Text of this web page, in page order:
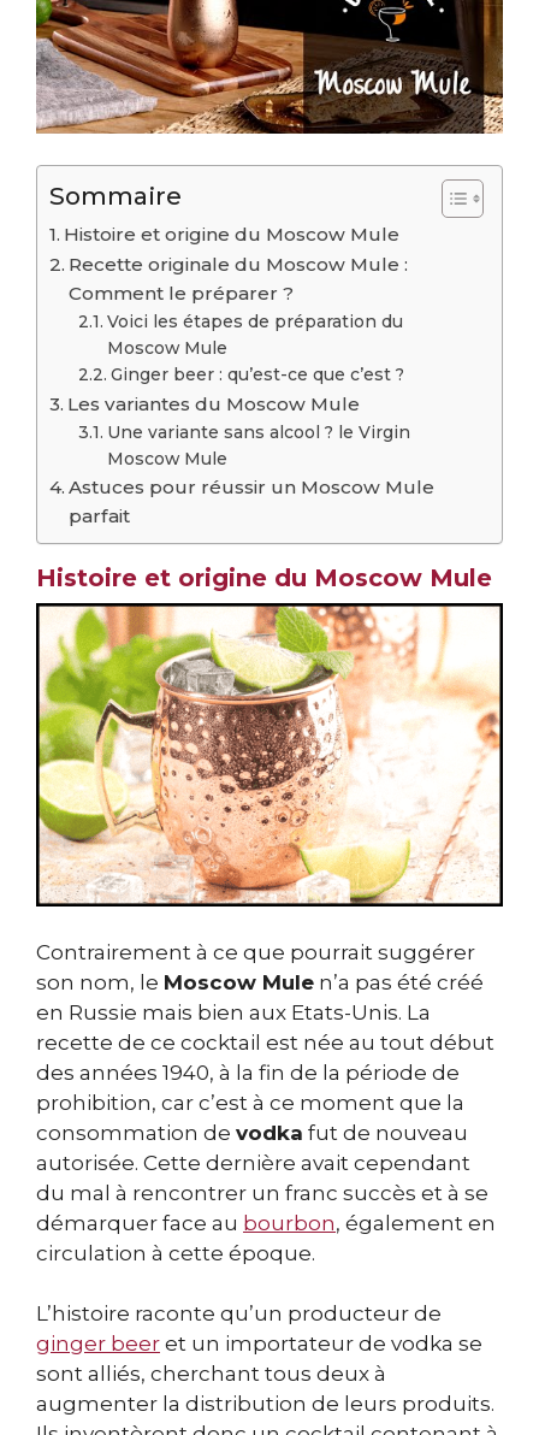
Sommaire
Histoire et origine du Moscow Mule
Recette originale du Moscow Mule :
Comment le préparer ?
Voici les étapes de préparation du
Moscow Mule
Ginger beer : qu’est-ce que c’est ?
Les variantes du Moscow Mule
Une variante sans alcool ? le Virgin
Moscow Mule
Astuces pour réussir un Moscow Mule
parfait
Histoire et origine du Moscow Mule
Contrairement à ce que pourrait suggérer
son nom, le Moscow Mule n’a pas été créé
en Russie mais bien aux Etats-Unis. La
recette de ce cocktail est née au tout début
des années 1940, à la fin de la période de
prohibition, car c’est à ce moment que la
consommation de vodka fut de nouveau
autorisée. Cette dernière avait cependant
du mal à rencontrer un franc succès et à se
démarquer face au bourbon, également en
circulation à cette époque.
L’histoire raconte qu’un producteur de
ginger beer et un importateur de vodka se
sont alliés, cherchant tous deux à
augmenter la distribution de leurs produits.